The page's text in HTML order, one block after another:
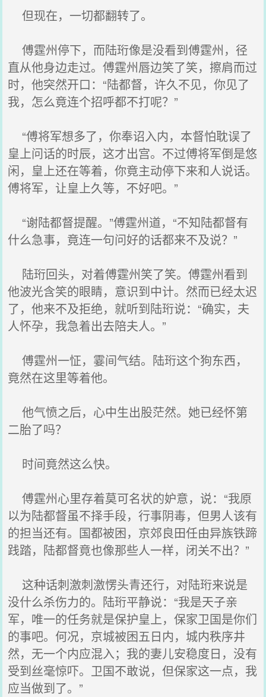
但现在，一切都翻转了。
傅霆州停下，而陆珩像是没看到傅霆州，径
直从他身边走过。傅霆州唇边笑了笑，擦肩而过
时，他突然开口：“陆都督，许久不见，你见了
我，怎么竟连个招呼都不打呢？”
“傅将军想多了，你奉诏入内，本督怕耽误了
皇上问话的时辰，这才出宫。不过傅将军倒是悠
闲，皇上还在等着，你竟主动停下来和人说话。
傅将军，让皇上久等，不好吧。”
“谢陆都督提醒。”傅霆州道，“不知陆都督有
什么急事，竟连一句问好的话都来不及说？”
陆珩回头，对着傅霆州笑了笑。傅霆州看到
他波光含笑的眼睛，意识到中计。然而已经太迟
了，他来不及拒绝，就听到陆珩说：“确实，夫
人怀孕，我急着出去陪夫人。”
傅霆州一怔，霎间气结。陆珩这个狗东西，
竟然在这里等着他。
他气愤之后，心中生出股茫然。她已经怀第
二胎了吗？
时间竟然这么快。
傅霆州心里存着莫可名状的妒意，说：“我原
以为陆都督虽不择手段，行事阴毒，但男人该有
的担当还有。国都被困，京郊良田任由异族铁蹄
践踏，陆都督竟也像那些人一样，闭关不出？”
这种话刺激刺激愣头青还行，对陆珩来说是
没什么杀伤力的。陆珩平静说：“我是天子亲
军，唯一的任务就是保护皇上，保家卫国是你们
的事吧。何况，京城被困五日内，城内秩序井
然，无一个内应混入；我的妻儿安稳度日，没有
受到丝毫惊吓。卫国不敢说，但保家这一点，我
应当做到了。”